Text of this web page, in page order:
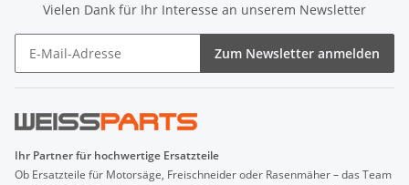
Vielen Dank für Ihr Interesse an unserem Newsletter
Zum Newsletter anmelden
Ihr Partner für hochwertige Ersatzteile
Ob Ersatzteile für Motorsäge, Freischneider oder Rasenmäher – das Team